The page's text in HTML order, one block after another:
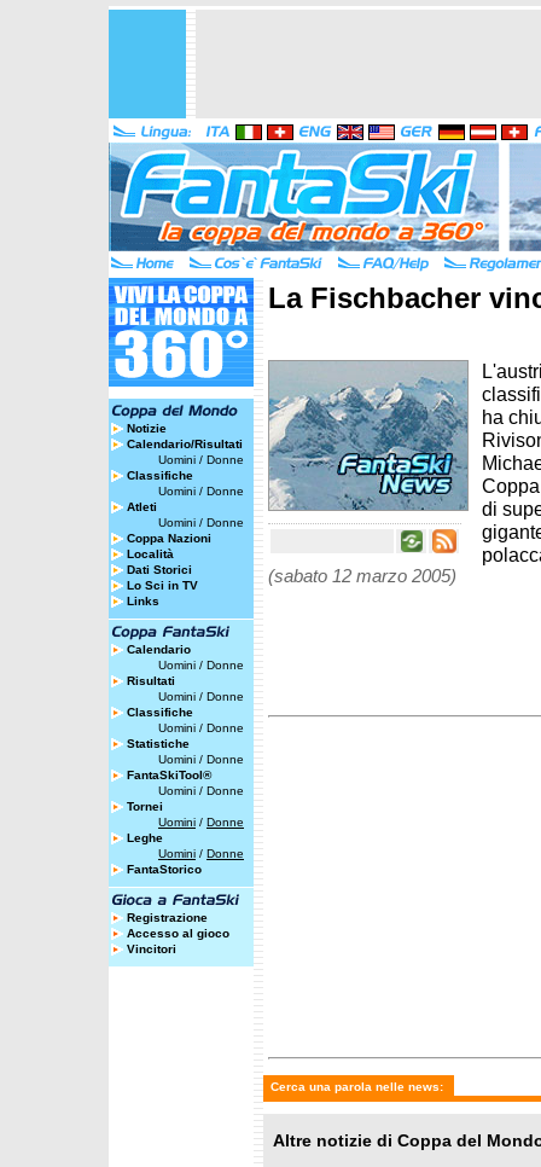
Notizie
Calendario/Risultati
Uomini / Donne
Classifiche
Uomini / Donne
Atleti
Uomini / Donne
Coppa Nazioni
Località
Dati Storici
Lo Sci in TV
Links
Calendario
Uomini / Donne
Risultati
Uomini / Donne
Classifiche
Uomini / Donne
Statistiche
Uomini / Donne
FantaSkiTool®
Uomini / Donne
Tornei
Uomini / Donne
Leghe
Uomini / Donne
FantaStorico
Registrazione
Accesso al gioco
Vincitori
La Fischbacher
ha
di
(sabato 12 marzo 2005)
Cerca una parola nelle news:
Altre notizie di Coppa del